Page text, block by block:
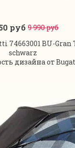
В корзину
руб9 990 руб
74663001 BU-
schwarz
дизайна от